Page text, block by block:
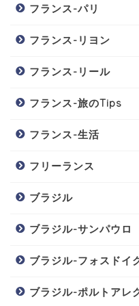
フランス-パリ
フランス-リヨン
フランス-リール
フランス-旅のTips
フランス-生活
フリーランス
ブラジル
ブラジル-サンパウロ
ブラジル-フォスドイ
ブラジル-ポルトアレ